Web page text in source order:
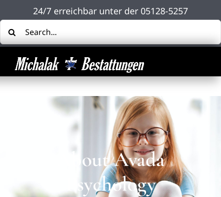
Inhalt
springen
24/7 erreichbar unter der 05128-5257
About Avada
Psychology